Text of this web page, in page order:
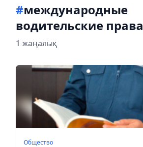
#международные
водительские права
1 жаңалық
Общество